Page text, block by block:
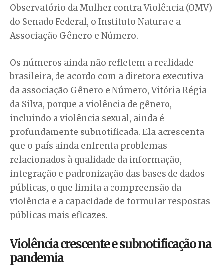
Observatório da Mulher contra Violência (OMV)
do Senado Federal, o Instituto Natura e a
Associação Gênero e Número.
Os números ainda não refletem a realidade
brasileira, de acordo com a diretora executiva
da associação Gênero e Número, Vitória Régia
da Silva, porque a violência de gênero,
incluindo a violência sexual, ainda é
profundamente subnotificada. Ela acrescenta
que o país ainda enfrenta problemas
relacionados à qualidade da informação,
integração e padronização das bases de dados
públicas, o que limita a compreensão da
violência e a capacidade de formular respostas
públicas mais eficazes.
Violência crescente e subnotificação na
pandemia